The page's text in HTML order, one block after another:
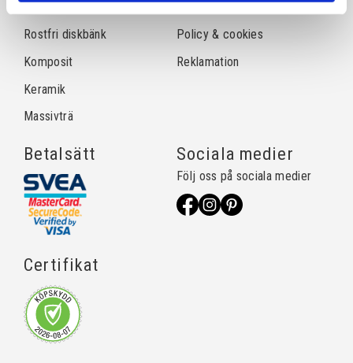
Natursten
Rostfri diskbänk
Komposit
Keramik
Massivträ
Köpvillkor
Policy & cookies
Reklamation
Betalsätt
Certifikat
Sociala medier
Följ oss på sociala medier